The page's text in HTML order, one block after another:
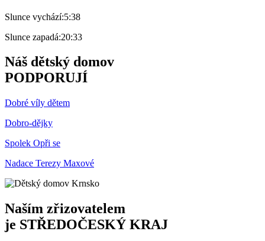
Slunce vychází:5:38
Slunce zapadá:20:33
Náš dětský domov
PODPORUJÍ
Dobré víly dětem
Dobro-dějky
Spolek Opři se
Nadace Terezy Maxové
Naším zřizovatelem
je STŘEDOČESKÝ KRAJ